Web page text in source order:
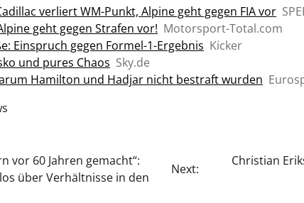
verliert WM-Punkt, Alpine geht gegen FIA vor
geht gegen Strafen vor! Motorsport-Total.com
Einspruch gegen Formel-1-Ergebnis Kicker
und pures Chaos Sky.de
Hamilton und Hadjar nicht bestraft wurden
vor 60 Jahren gemacht“:
über Verhältnisse in den
Next:
Christian